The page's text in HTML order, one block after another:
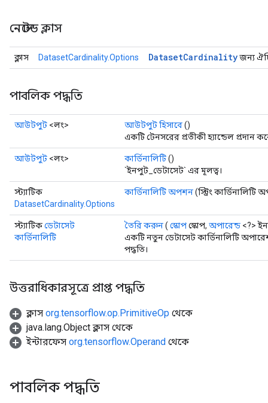
নেস্টেড ক্লাস
ক্লাস DatasetCardinality.Options DatasetCardinalityজন্য
পাবলিক পদ্ধতি
আউটপুট <লং> আউটপুট হিসাবে()
একটি টেনসরের প্রতীকী হ্যান্ডেল প্রদান
আউটপুট <লং> কার্ডিনালিটি()
`ইনপুট_ডেটাসেট` এর মূলত্ব।
স্ট্যাটিক
DatasetCardinality.Options
কার্ডিনালিটি অপশন(স্ট্রিং কার্ডিনালিটি
স্ট্যাটিকডেটাসেট
কার্ডিনালিটি
তৈরি করুন( স্কোপস্কোপ, অপারেন্ড <?>
একটি নতুন ডেটাসেট কার্ডিনালিটি
পদ্ধতি।
উত্তরাধিকারসূত্রে প্রাপ্ত পদ্ধতি
ক্লাস org.tensorflow.op.PrimitiveOp থেকে
java.lang.Object ক্লাস থেকে
ইন্টারফেস org.tensorflow.Operand থেকে
পাবলিক পদ্ধতি